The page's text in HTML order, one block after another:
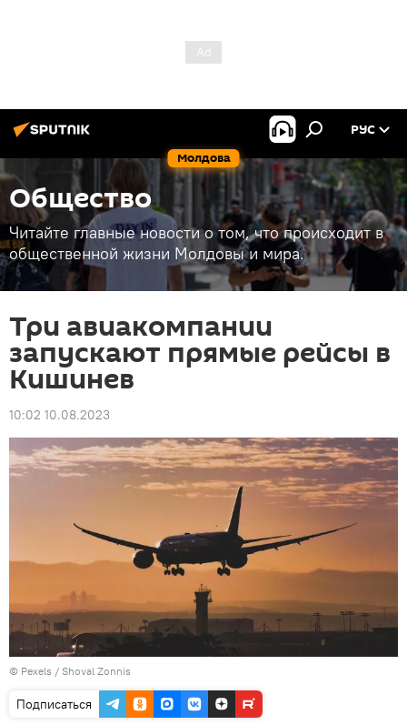
Молдова
РУС
Общество
Читайте главные новости о том, что происходит в
общественной жизни Молдовы и мира.
Три авиакомпании
запускают прямые рейсы в
Кишинев
10:02 10.08.2023
© Pexels / Shoval Zonnis
Подписаться